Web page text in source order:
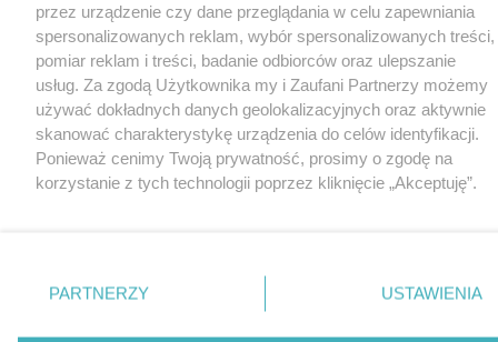
przez urządzenie czy dane przeglądania w celu zapewniania
spersonalizowanych reklam, wybór spersonalizowanych treści,
pomiar reklam i treści, badanie odbiorców oraz ulepszanie
usług. Za zgodą Użytkownika my i Zaufani Partnerzy możemy
używać dokładnych danych geolokalizacyjnych oraz aktywnie
skanować charakterystykę urządzenia do celów identyfikacji.
Ponieważ cenimy Twoją prywatność, prosimy o zgodę na
korzystanie z tych technologii poprzez kliknięcie „Akceptuję”.
nie wymagają zgody użytkownika, ale masz prawo sprzeciwić
się takiemu przetwarzaniu. Preferencje będą miały
PARTNERZY USTAWIENIA